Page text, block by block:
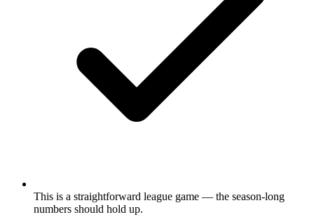
This is a straightforward league game — the season-long
numbers should hold up.